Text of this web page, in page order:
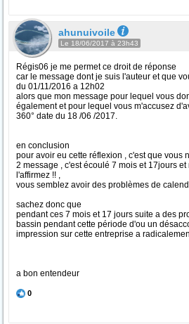
ahunuivoile
Le 18/06/2017 à 23h43
Régis06 je me permet ce droit de réponse
car le message dont je suis l'auteur et que
du 01/11/2016 a 12h02
alors que mon message pour lequel vous
également et pour lequel vous m'accusez
360° date du 18 /06 /2017.
en conclusion
pour avoir eu cette réflexion , c'est que vous
2 message , c'est écoulé 7 mois et 17jours
l'affirmez !! ,
vous semblez avoir des problèmes de
sachez donc que
pendant ces 7 mois et 17 jours suite a des
bassin pendant cette période d'ou un
impression sur cette entreprise a
a bon entendeur
0